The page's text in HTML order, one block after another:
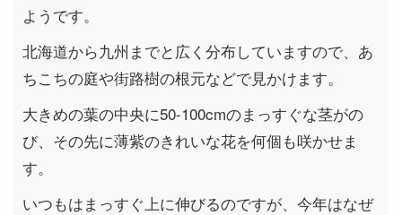
ようです。
北海道から九州までと広く分布していますので、あ
ちこちの庭や街路樹の根元などで見かけます。
大きめの葉の中央に50-100cmのまっすぐな茎がの
び、その先に薄紫のきれいな花を何個も咲かせま
す。
いつもはまっすぐ上に伸びるのですが、今年はなぜ